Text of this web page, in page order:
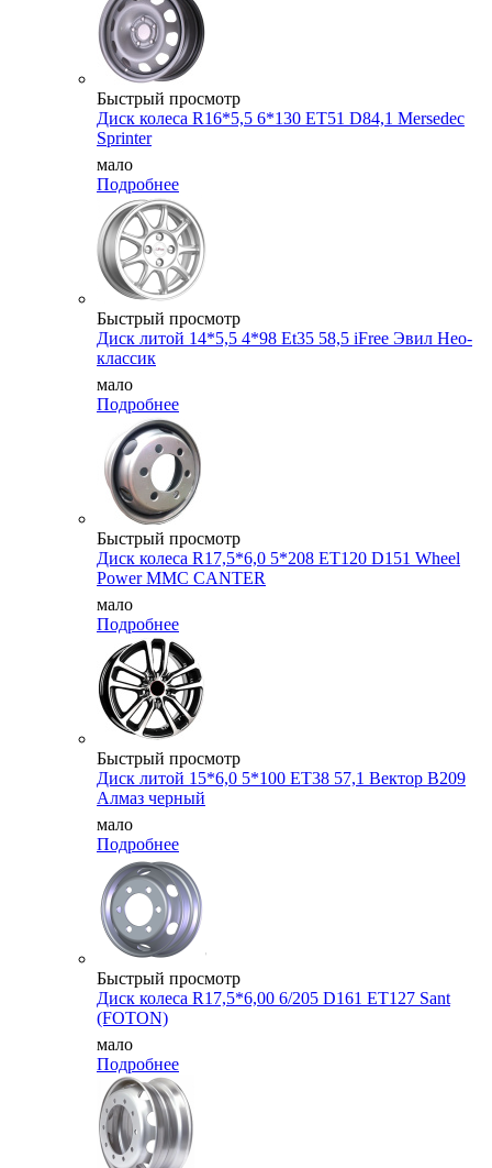
Быстрый просмотр
Диск колеса R16*5,5 6*130 ET51 D84,1 Mersedec
Sprinter
мало
Подробнее
Быстрый просмотр
Диск литой 14*5,5 4*98 Et35 58,5 iFree Эвил Нео-
классик
мало
Подробнее
Быстрый просмотр
Диск колеса R17,5*6,0 5*208 ET120 D151 Wheel
Power MMC CANTER
мало
Подробнее
Быстрый просмотр
Диск литой 15*6,0 5*100 ET38 57,1 Вектор B209
Алмаз черный
мало
Подробнее
Быстрый просмотр
Диск колеса R17,5*6,00 6/205 D161 ET127 Sant
(FOTON)
мало
Подробнее